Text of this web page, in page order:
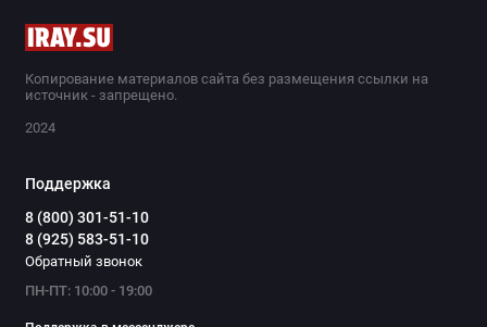
Копирование материалов сайта без размещения ссылки на
источник - запрещено.
2024
Поддержка
8 (800) 301-51-10
8 (925) 583-51-10
Обратный звонок
ПН-ПТ: 10:00 - 19:00